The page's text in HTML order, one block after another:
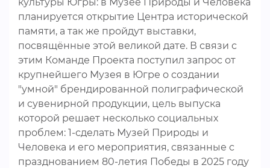
планируется открытие Центра исторической
памяти, а так же пройдут выставки,
посвящённые этой великой дате. В связи с
этим Команде Проекта поступил запрос от
крупнейшего Музея в Югре о создании
"умной" брендированной полиграфической
и сувенирной продукции, цель выпуска
которой решает несколько социальных
проблем: 1-сделать Музей Природы и
Человека и его мероприятия, связанные с
празднованием 80-летия Победы в 2025 году